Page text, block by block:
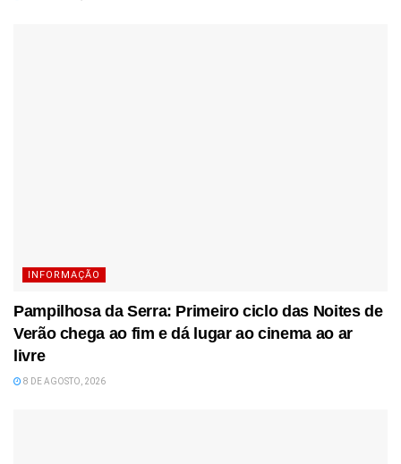
INFORMAÇÃO
Pampilhosa da Serra: Primeiro ciclo das Noites de
Verão chega ao fim e dá lugar ao cinema ao ar
livre
8 DE AGOSTO, 2026